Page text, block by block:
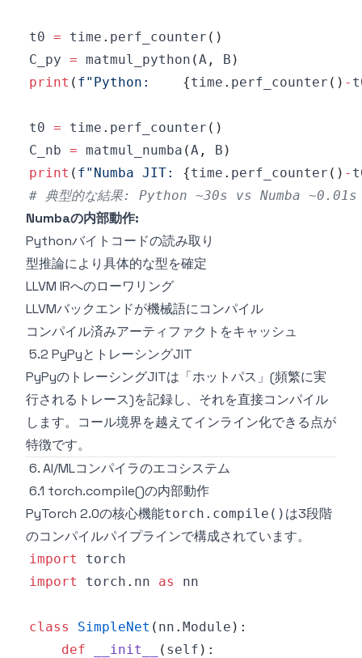
t0 = time . perf_counter ( )
C_py = matmul_python (A , B )
print ( f"Python: {time . perf_counter ( ) -
t0 = time . perf_counter ( )
C_nb = matmul_numba (A , B )
print ( f"Numba JIT: {time . perf_counter ( ) -
# 典型的な結果: Python ~30s vs Numba ~0.01s
Numbaの内部動作:
Pythonバイトコードの読み取り
型推論により具体的な型を確定
LLVM IRへのローワリング
LLVMバックエンドが機械語にコンパイル
コンパイル済みアーティファクトをキャッシュ
5.2 PyPyとトレーシングJIT
PyPyのトレーシングJITは「ホットパス」(頻繁に実
行されるトレース)を記録し、それを直接コンパイル
します。コール境界を越えてインライン化できる点が
特徴です。
6. AI/MLコンパイラのエコシステム
6.1 torch.compile()の内部動作
PyTorch 2.0の核心機能torch.compile() は3段階
のコンパイルパイプラインで構成されています。
import
import
torch . nn as
class SimpleNet ( nn . Module ) :
def
__init__ ( self ) :